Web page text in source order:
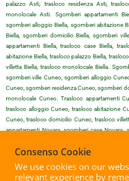
palazzo Asti, trasloco residenza Asti,
monolocale Asti. Sgomberi appartamenti
sgomberi alloggio Biella, sgomberi abitazione
Biella, sgomberi domicilio Biella, sgomberi
appartamenti Biella, trasloco case Biella,
abitazione Biella, trasloco palazzo Biella,
villetta Biella, trasloco monolocale Biella.
sgomberi ville Cuneo, sgomberi alloggio
Cuneo, sgomberi residenza Cuneo, sgomberi
monolocale Cuneo. Trasloco appartamenti
trasloco alloggio Cuneo, trasloco abitazione
Cuneo, trasloco domicilio Cuneo, trasloco
appartamenti Novara, sgomberi case Novara,
domicilio Novara, sgomberi villetta Novara,
Novara, trasloco case Novara, trasloco ville
Novara, trasloco palazzo Novara, trasloco
Consenso Cookie
We use cookies on our
relevant experience by